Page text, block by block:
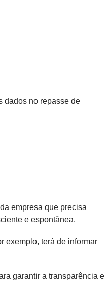
dados no repasse de
empresa que precisa
e espontânea.
exemplo, terá de informar
garantir a transparência e